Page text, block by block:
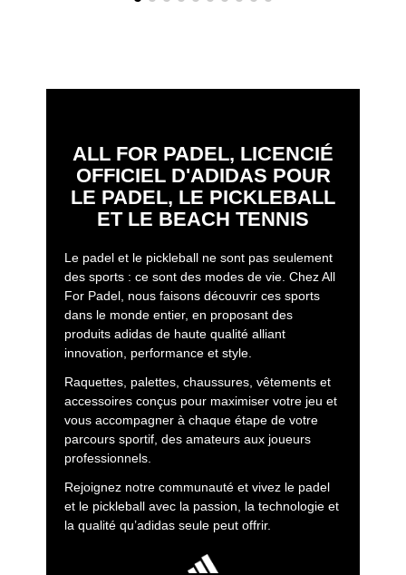
ALL FOR PADEL, LICENCIÉ
OFFICIEL D'ADIDAS POUR
LE PADEL, LE PICKLEBALL
ET LE BEACH TENNIS
Le padel et le pickleball ne sont pas seulement
des sports : ce sont des modes de vie. Chez All
For Padel, nous faisons découvrir ces sports
dans le monde entier, en proposant des
produits adidas de haute qualité alliant
innovation, performance et style.
Raquettes, palettes, chaussures, vêtements et
accessoires conçus pour maximiser votre jeu et
vous accompagner à chaque étape de votre
parcours sportif, des amateurs aux joueurs
professionnels.
Rejoignez notre communauté et vivez le padel
et le pickleball avec la passion, la technologie et
la qualité qu’adidas seule peut offrir.